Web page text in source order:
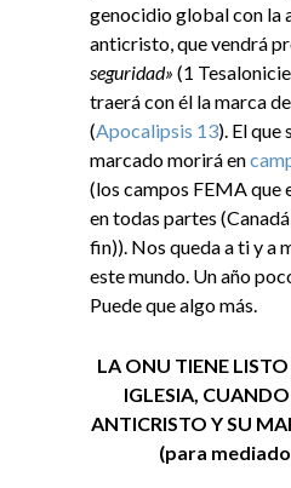
genocidio global con la
anticristo, que vendrá
seguridad» (1
traerá con él la marca
(Apocalipsis 13). El que
marcado morirá en
(los campos FEMA que
en todas partes
fin)). Nos queda a ti y a
este mundo. Un año
Puede que algo más.
LA ONU TIENE
IGLESIA,
ANTICRISTO Y SU
(para